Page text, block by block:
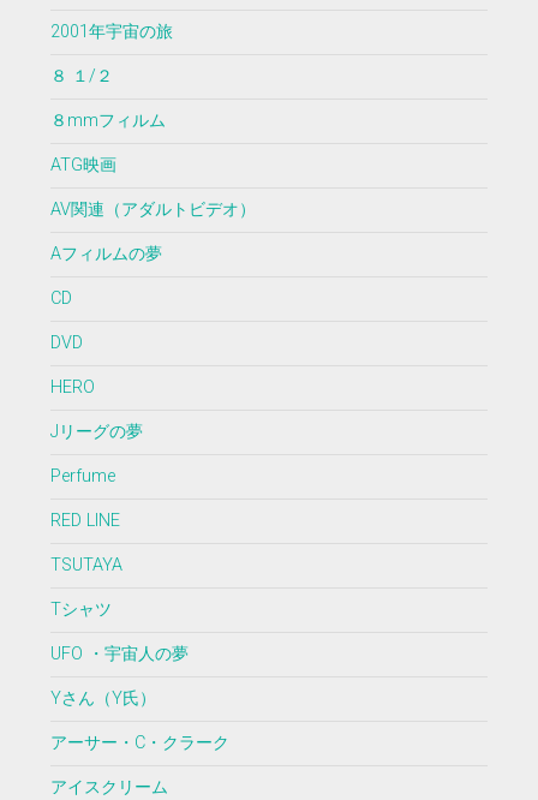
2001年宇宙の旅
８ １/２
８mmフィルム
ATG映画
AV関連（アダルトビデオ）
Aフィルムの夢
CD
DVD
HERO
Jリーグの夢
Perfume
RED LINE
TSUTAYA
Tシャツ
UFO ・宇宙人の夢
Yさん（Y氏）
アーサー・C・クラーク
アイスクリーム